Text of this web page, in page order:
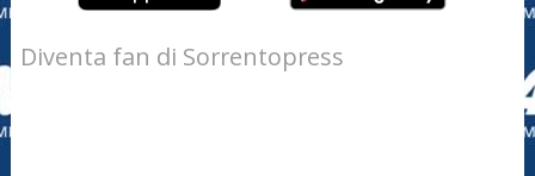
Diventa fan di Sorrentopress